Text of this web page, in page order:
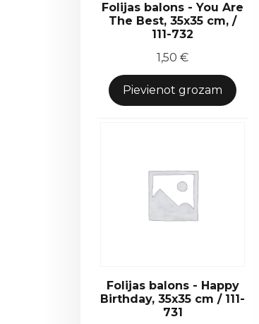
Folijas balons - You Are
The Best, 35x35 cm, /
111-732
1,50 €
Pievienot grozam
Folijas balons - Happy
Birthday, 35x35 cm / 111-
731